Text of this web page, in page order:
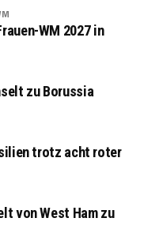
WM 2027 in
zu Borussia
trotz acht roter
von West Ham zu